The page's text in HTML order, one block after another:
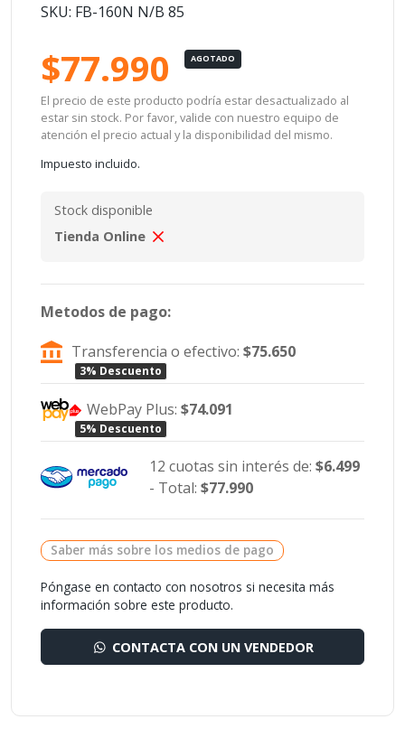
SKU: FB-160N N/B 85
$77.990 AGOTADO
El precio de este producto podría estar desactualizado al
estar sin stock. Por favor, valide con nuestro equipo de
atención el precio actual y la disponibilidad del mismo.
Impuesto incluido.
Stock disponible
Tienda Online
Metodos de pago:
Transferencia o efectivo:$75.650
3% Descuento
WebPay Plus:$74.091
5% Descuento
12 cuotas sin interés de: $6.499
- Total: $77.990
Saber más sobre los medios de pago
Póngase en contacto con nosotros si necesita más
información sobre este producto.
CONTACTA CON UN VENDEDOR